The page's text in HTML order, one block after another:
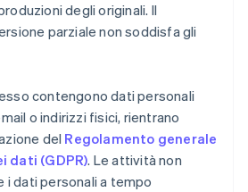
degli originali. Il
parziale non soddisfa gli
contengono dati personali
o indirizzi fisici, rientrano
del Regolamento generale
dati (GDPR). Le attività non
i dati personali a tempo